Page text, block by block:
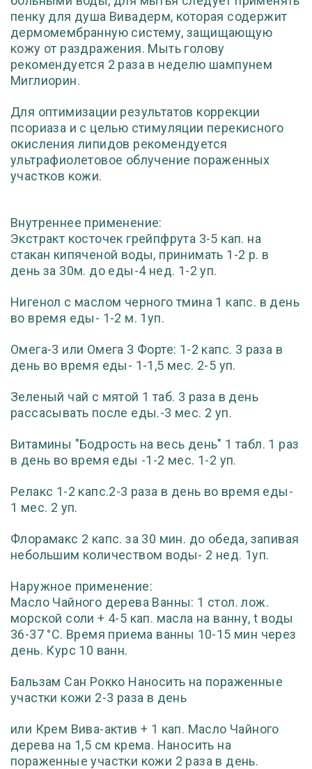
пенку для душа Вивадерм, которая содержит
дермомембранную систему, защищающую
кожу от раздражения. Мыть голову
рекомендуется 2 раза в неделю шампунем
Миглиорин.
Для оптимизации результатов коррекции
псориаза и с целью стимуляции перекисного
окисления липидов рекомендуется
ультрафиолетовое облучение пораженных
участков кожи.
Внутреннее применение:
Экстракт косточек грейпфрута 3-5 кап. на
стакан кипяченой воды, принимать 1-2 р. в
день за 30м. до еды-4 нед. 1-2 уп.
Нигенол с маслом черного тмина 1 капс. в день
во время еды- 1-2 м. 1уп.
Омега-3 или Омега 3 Форте: 1-2 капс. 3 раза в
день во время еды- 1-1,5 мес. 2-5 уп.
Зеленый чай с мятой 1 таб. 3 раза в день
рассасывать после еды.-3 мес. 2 уп.
Витамины "Бодрость на весь день" 1 табл. 1 раз
в день во время еды -1-2 мес. 1-2 уп.
Релакс 1-2 капс.2-3 раза в день во время еды-
1 мес. 2 уп.
Флорамакс 2 капс. за 30 мин. до обеда, запивая
небольшим количеством воды- 2 нед. 1уп.
Наружное применение:
Масло Чайного дерева Ванны: 1 стол. лож.
морской соли + 4-5 кап. масла на ванну, t воды
36-37 °C. Время приема ванны 10-15 мин через
день. Курс 10 ванн.
Бальзам Сан Рокко Наносить на пораженные
участки кожи 2-3 раза в день
или Крем Вива-актив + 1 кап. Масло Чайного
дерева на 1,5 см крема. Наносить на
пораженные участки кожи 2 раза в день.